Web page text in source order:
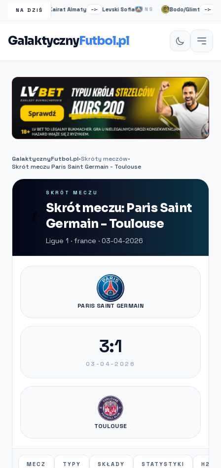
NA DZIŚ
NS Kairat Almaty –:– Levski Sofia NS Bodo/Glimt –:–
GalaktycznyFutbol.pl
GalaktycznyFutbol.pl•Skróty meczów•
Skrót meczu Paris Saint Germain - Toulouse
SKRÓT MECZU
Skrót meczu: Paris Saint
Germain - Toulouse
Ligue 1 · france · 03-04-2026
PARIS SAINT GERMAIN
3:1
03-04-2026
TOULOUSE
MECZ TYPY SKŁADY STATYSTYKI H2H